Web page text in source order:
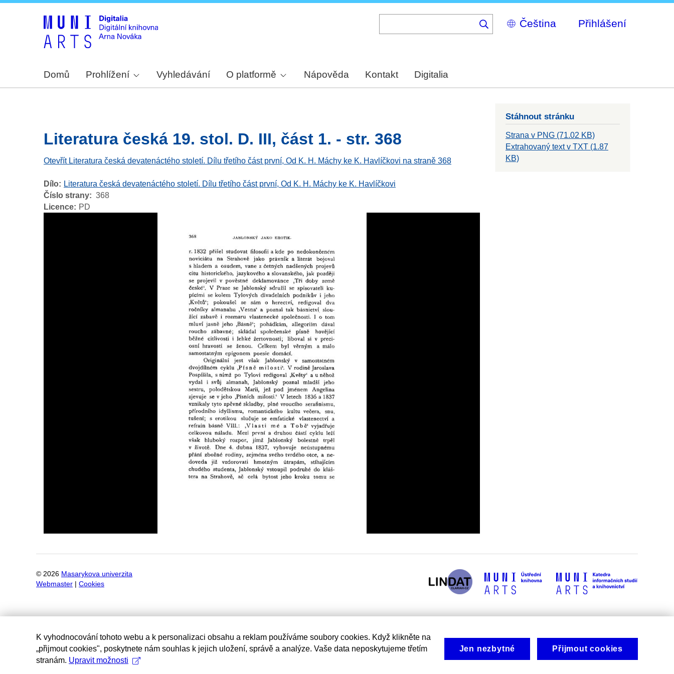
Select
your
Přihlášení
Domů Prohlížení Vyhledávání O platformě Nápověda Kontakt Digitalia
Literatura česká 19. stol. D. III, část 1. - str. 368
Otevřít Literatura česká devatenáctého století. Dílu třetího část první, Od K. H. Máchy ke K. Havlíčkovi na straně 368
Dílo
Literatura česká devatenáctého století. Dílu třetího část první, Od K. H. Máchy ke K. Havlíčkovi
Číslo strany
368
Licence
PD
Stáhnout stránku
Strana v PNG (71.02 KB)
Extrahovaný text v TXT (1.87
KB)
© 2026 Masarykova univerzita
Webmaster
Cookies
K vyhodnocování tohoto webu a k personalizaci obsahu a reklam používáme soubory cookies. Když klikněte na
„přijmout cookies", poskytnete nám souhlas k jejich uložení, správě a analýze. Vaše data neposkytujeme třetím
stranám. Upravit možnosti
Jen nezbytné Přijmout cookies